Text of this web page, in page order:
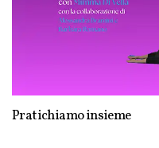
Pratichiamo insieme